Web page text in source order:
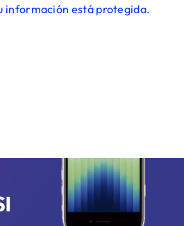
información está protegida.